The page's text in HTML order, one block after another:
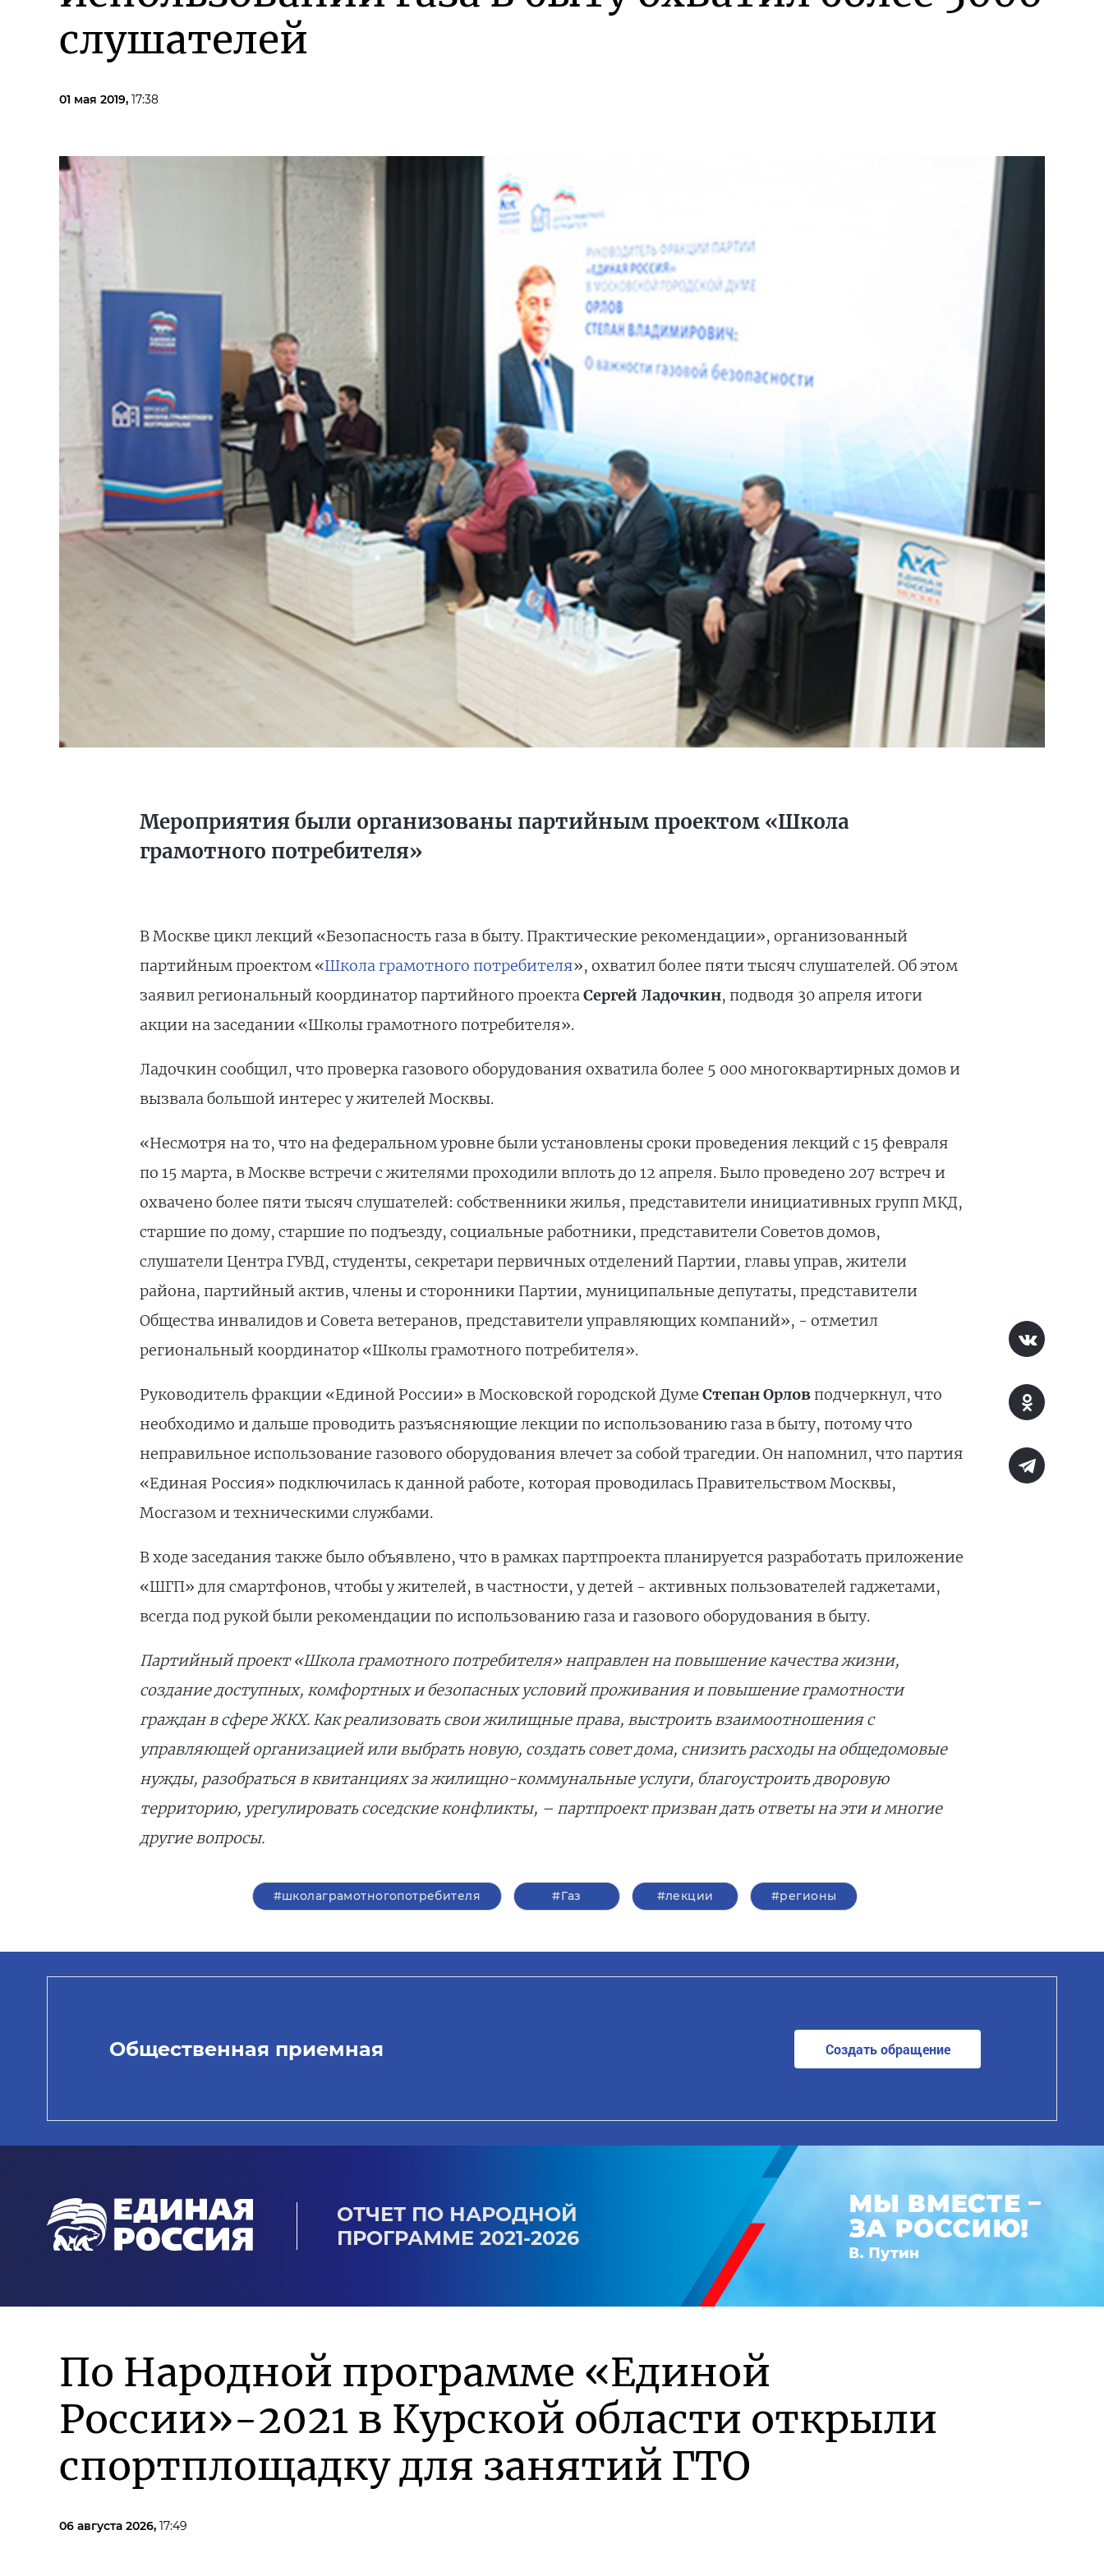
слушателей
01 мая 2019, 17:38
Мероприятия были организованы партийным проектом «Школа
грамотного потребителя»
В Москве цикл лекций «Безопасность газа в быту. Практические рекомендации», организованный
партийным проектом «Школа грамотного потребителя», охватил более пяти тысяч слушателей. Об этом
заявил региональный координатор партийного проектаСергей Ладочкин, подводя 30 апреля итоги
акции на заседании «Школы грамотного потребителя».
Ладочкин сообщил, что проверка газового оборудования охватила более 5 000 многоквартирных домов и
вызвала большой интерес у жителей Москвы.
«Несмотря на то, что на федеральном уровне были установлены сроки проведения лекций с 15 февраля
по 15 марта, в Москве встречи с жителями проходили вплоть до 12 апреля. Было проведено 207 встреч и
охвачено более пяти тысяч слушателей: собственники жилья, представители инициативных групп МКД,
старшие по дому, старшие по подъезду, социальные работники, представители Советов домов,
слушатели Центра ГУВД, студенты, секретари первичных отделений Партии, главы управ, жители
района, партийный актив, члены и сторонники Партии, муниципальные депутаты, представители
Общества инвалидов и Совета ветеранов, представители управляющих компаний», - отметил
региональный координатор «Школы грамотного потребителя».
Руководитель фракции «Единой России» в Московской городской Думе Степан Орловподчеркнул, что
необходимо и дальше проводить разъясняющие лекции по использованию газа в быту, потому что
неправильное использование газового оборудования влечет за собой трагедии. Он напомнил, что партия
«Единая Россия» подключилась к данной работе, которая проводилась Правительством Москвы,
Мосгазом и техническими службами.
В ходе заседания также было объявлено, что в рамках партпроекта планируется разработать приложение
«ШГП» для смартфонов, чтобы у жителей, в частности, у детей - активных пользователей гаджетами,
всегда под рукой были рекомендации по использованию газа и газового оборудования в быту.
Партийный проект «Школа грамотного потребителя» направлен на повышение качества жизни,
создание доступных, комфортных и безопасных условий проживания и повышение грамотности
граждан в сфере ЖКХ. Как реализовать свои жилищные права, выстроить взаимоотношения с
управляющей организацией или выбрать новую, создать совет дома, снизить расходы на общедомовые
нужды, разобраться в квитанциях за жилищно-коммунальные услуги, благоустроить дворовую
территорию, урегулировать соседские конфликты, – партпроект призван дать ответы на эти и многие
другие вопросы.
#школаграмотногопотребителя #Газ #лекции #регионы
Общественная приемная Создать обращение
ОТЧЕТ ПО НАРОДНОЙ
ПРОГРАММЕ 2021-2026
По Народной программе «Единой
России»-2021 в Курской области открыли
спортплощадку для занятий ГТО
06 августа 2026, 17:49